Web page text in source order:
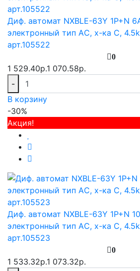
Диф. автомат NXBLE-63Y 1P+N
электронный тип AС, х-ка С,
арт.105522
0
1 529.40р.1 070.58р.
-
В корзину
-30%
Акция!
Диф. автомат NXBLE-63Y 1P+N
электронный тип AС, х-ка С,
арт.105523
0
1 533.32р.1 073.32р.